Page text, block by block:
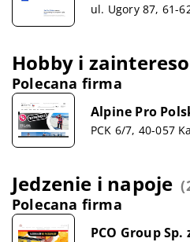
ul. Ugory 87, 61-
Hobby i
Polecana firma
Alpine Pro
PCK 6/7, 40-057
Jedzenie i napoje
Polecana firma
PCO Group Sp.